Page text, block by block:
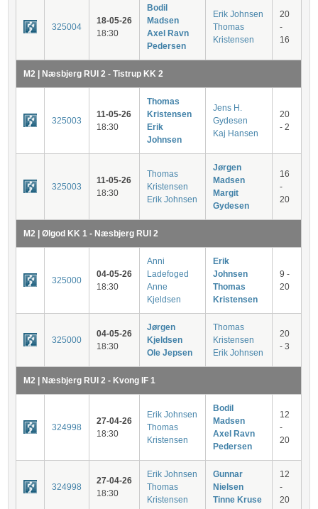
325004
18-05-26
18:30
Bodil
Madsen
Axel Ravn
Pedersen
Erik Johnsen
Thomas
Kristensen
20
-
16
M2 | Næsbjerg RUI 2 - Tistrup KK 2
325003
11-05-26
18:30
Thomas
Kristensen
Erik
Johnsen
Jens H.
Gydesen
Kaj Hansen
20
- 2
325003
11-05-26
18:30
Thomas
Kristensen
Erik Johnsen
Jørgen
Madsen
Margit
Gydesen
16
-
20
M2 | Ølgod KK 1 - Næsbjerg RUI 2
325000
04-05-26
18:30
Anni
Ladefoged
Anne
Kjeldsen
Erik
Johnsen
Thomas
Kristensen
9 -
20
325000
04-05-26
18:30
Jørgen
Kjeldsen
Ole Jepsen
Thomas
Kristensen
Erik Johnsen
20
- 3
M2 | Næsbjerg RUI 2 - Kvong IF 1
324998
27-04-26
18:30
Erik Johnsen
Thomas
Kristensen
Bodil
Madsen
Axel Ravn
Pedersen
12
-
20
324998
27-04-26
18:30
Erik Johnsen
Thomas
Kristensen
Gunnar
Nielsen
Tinne Kruse
12
-
20